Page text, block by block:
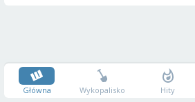
Główna Wykopalisko Hity